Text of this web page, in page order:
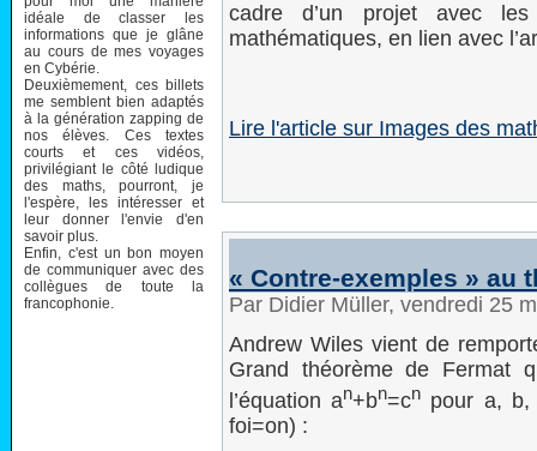
idéale de classer les
informations que je glâne
au cours de mes voyages
en Cybérie.
Deuxièmement, ces billets
me semblent bien adaptés
à la génération zapping de
nos élèves. Ces textes
courts et ces vidéos,
privilégiant le côté ludique
des maths, pourront, je
l'espère, les intéresser et
leur donner l'envie d'en
savoir plus.
Enfin, c'est un bon moyen
de communiquer avec des
collègues de toute la
francophonie.
cadre d’un projet avec
mathématiques, en lien avec
Lire l'article sur Images des
« Contre-exemples » au
Par Didier Müller, vendredi 25
Andrew Wiles vient de
Grand théorème de Fermat
l’équation an+bn=cn pour a, b,
foi=on) :